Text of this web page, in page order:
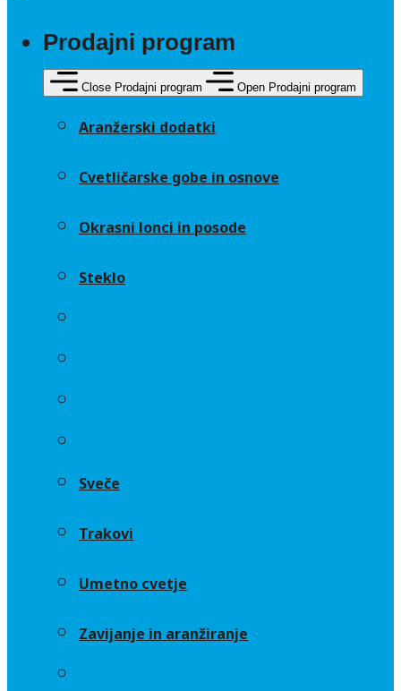
Prodajni program
Close Prodajni program Open Prodajni program
Aranžerski dodatki
Cvetličarske gobe in osnove
Okrasni lonci in posode
Steklo
Sveče
Trakovi
Umetno cvetje
Zavijanje in aranžiranje